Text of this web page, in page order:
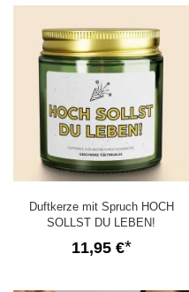
Duftkerze mit Spruch HOCH
SOLLST DU LEBEN!
11,95 €